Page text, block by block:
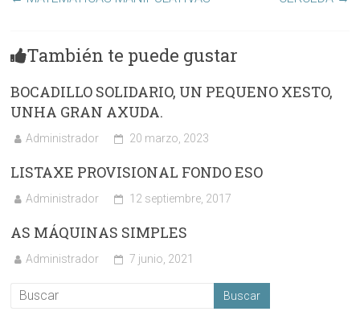
También te puede gustar
BOCADILLO SOLIDARIO, UN PEQUENO XESTO,
UNHA GRAN AXUDA.
Administrador 20 marzo, 2023
LISTAXE PROVISIONAL FONDO ESO
Administrador 12 septiembre, 2017
AS MÁQUINAS SIMPLES
Administrador 7 junio, 2021